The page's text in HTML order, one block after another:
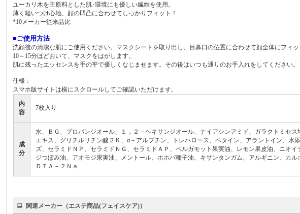
ユーカリ木を主原料とした肌･環境にも優しい繊維を使用。
薄く軽いつけ心地、顔の凹凸に合わせてしっかりフィット！
*10メーカー従来品比
■ご使用方法
洗顔後の清潔な肌にご使用ください。マスクシートを取り出し、目鼻口の位置に合わせて顔全体にフィッ
10～15分ほどおいて、マスクをはがします。
肌に残ったエッセンスを手の平で優しくなじませます。その後はいつも通りのお手入れをしてください。
仕様：
スマホ版サイトは横にスクロールしてご確認いただけます。
内
容
7枚入り
成
分
水、ＢＧ、プロパンジオール、１，２－ヘキサンジオール、ナイアシンアミド、ガラクトミセ
エキス、グリチルリチン酸２Ｋ、α－アルブチン、トレハロース、ベタイン、アラントイン、
ズ、セラミドＮＰ、セラミドＮＧ、セラミドＡＰ、ベルガモット果実油、レモン果皮油、ニオ
ジつぼみ油、アオモジ果実油、メントール、ホホバ種子油、キサンタンガム、アルギニン、カ
ＤＴＡ－２Ｎａ
関連メーカー（エステ商品(フェイスケア)）